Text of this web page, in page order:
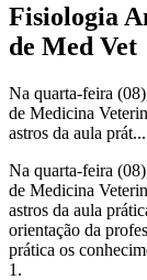
Fisiologia
de Med Vet
Na quarta-feira
de Medicina
astros da aula prát...
Na quarta-feira
de Medicina
astros da aula
orientação da
prática os
1.